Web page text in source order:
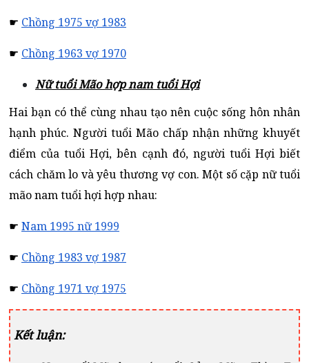
☛ Chồng 1975 vợ 1983
☛ Chồng 1963 vợ 1970
Nữ tuổi Mão hợp nam tuổi Hợi
Hai bạn có thể cùng nhau tạo nên cuộc sống hôn nhân
hạnh phúc. Người tuổi Mão chấp nhận những khuyết
điểm của tuổi Hợi, bên cạnh đó, người tuổi Hợi biết
cách chăm lo và yêu thương vợ con. Một số cặp nữ tuổi
mão nam tuổi hợi hợp nhau:
☛ Nam 1995 nữ 1999
☛ Chồng 1983 vợ 1987
☛ Chồng 1971 vợ 1975
Kết luận: